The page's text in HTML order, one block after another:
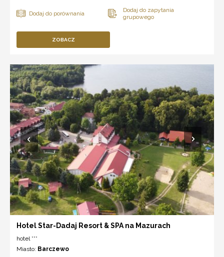
ZOBACZ
Hotel Star-Dadaj Resort & SPA na Mazurach
hotel ***
Miasto: Barczewo